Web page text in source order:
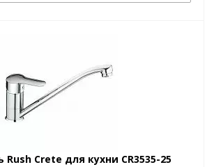
Rush Crete для кухни CR3535-25